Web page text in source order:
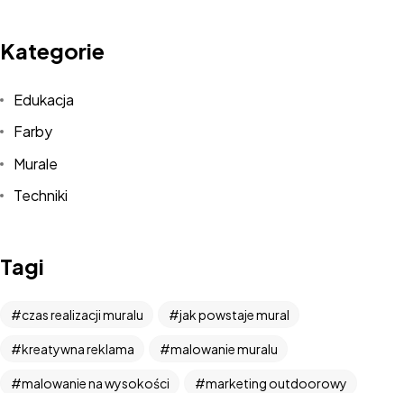
Kategorie
Edukacja
Farby
Murale
Techniki
Tagi
czas realizacji muralu jak powstaje mural
kreatywna reklama malowanie muralu
malowanie na wysokości marketing outdoorowy